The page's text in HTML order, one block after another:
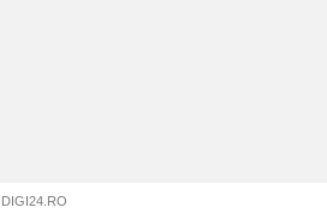
DIGI24.RO